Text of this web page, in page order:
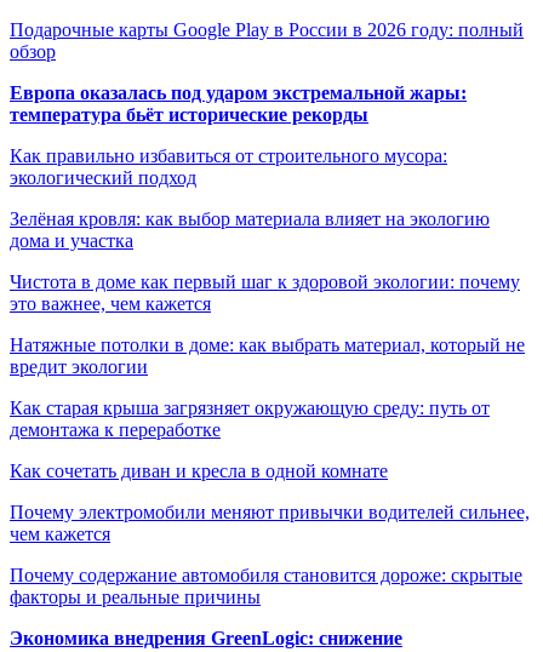
Подарочные карты Google Play в России в 2026 году: полный
обзор
Европа оказалась под ударом экстремальной жары:
температура бьёт исторические рекорды
Как правильно избавиться от строительного мусора:
экологический подход
Зелёная кровля: как выбор материала влияет на экологию
дома и участка
Чистота в доме как первый шаг к здоровой экологии: почему
это важнее, чем кажется
Натяжные потолки в доме: как выбрать материал, который не
вредит экологии
Как старая крыша загрязняет окружающую среду: путь от
демонтажа к переработке
Как сочетать диван и кресла в одной комнате
Почему электромобили меняют привычки водителей сильнее,
чем кажется
Почему содержание автомобиля становится дороже: скрытые
факторы и реальные причины
Экономика внедрения GreenLogic: снижение